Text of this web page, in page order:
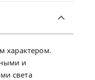
характером.
и
света